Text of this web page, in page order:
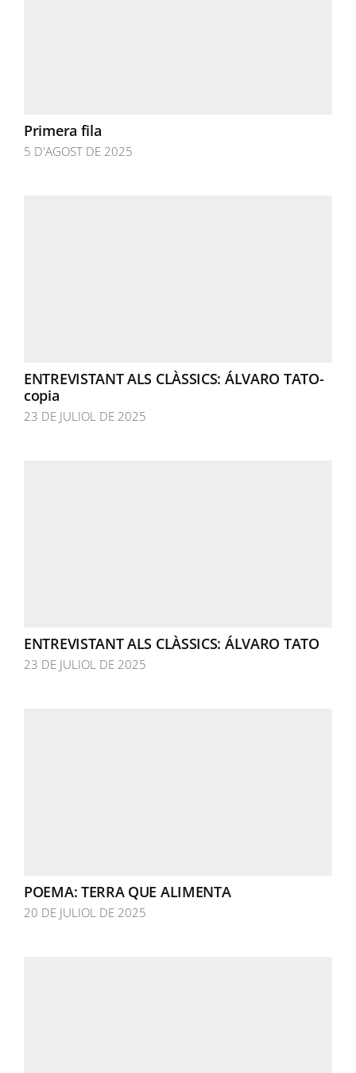
Primera fila
5 D'AGOST DE 2025
ENTREVISTANT ALS CLÀSSICS: ÁLVARO TATO-
copia
23 DE JULIOL DE 2025
ENTREVISTANT ALS CLÀSSICS: ÁLVARO TATO
23 DE JULIOL DE 2025
POEMA: TERRA QUE ALIMENTA
20 DE JULIOL DE 2025